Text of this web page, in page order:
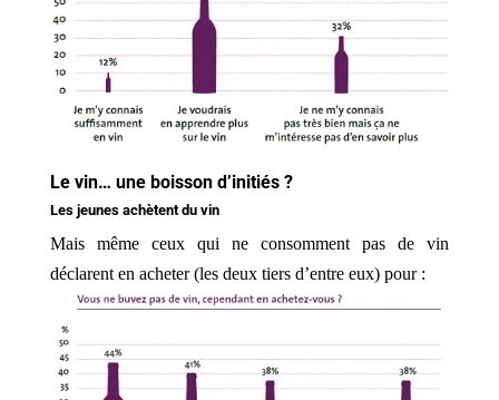
Le vin… une boisson d’initiés ?
Les jeunes achètent du vin
Mais même ceux qui ne consomment pas de vin
déclarent en acheter (les deux tiers d’entre eux) pour :